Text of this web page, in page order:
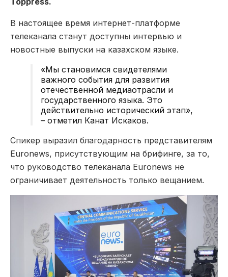
В настоящее время интернет-платформе
телеканала станут доступны интервью и
новостные выпуски на казахском языке.
«Мы становимся свидетелями
важного события для развития
отечественной медиаотрасли и
государственного языка. Это
действительно исторический этап»,
– отметил Канат Искаков.
Спикер выразил благодарность представителям
Euronews, присутствующим на брифинге, за то,
что руководство телеканала Euronews не
ограничивает деятельность только вещанием.